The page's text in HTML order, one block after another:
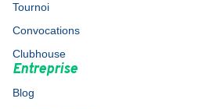
Tournoi
Convocations
Clubhouse
Entreprise
Blog